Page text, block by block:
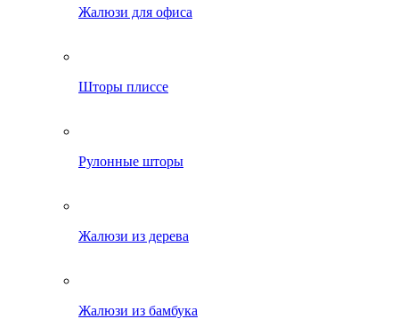
Жалюзи для офиса
Шторы плиссе
Рулонные шторы
Жалюзи из дерева
Жалюзи из бамбука